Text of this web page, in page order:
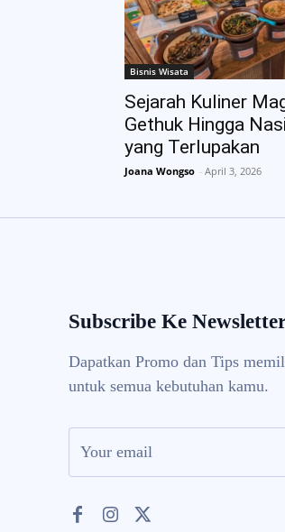
Bisnis Wisata
Sejarah Kuliner
Gethuk Hingga
yang Terlupakan
Joana Wongso - April 3, 2026
Subscribe Ke
Dapatkan Promo dan Tips
untuk semua kebutuhan kamu.